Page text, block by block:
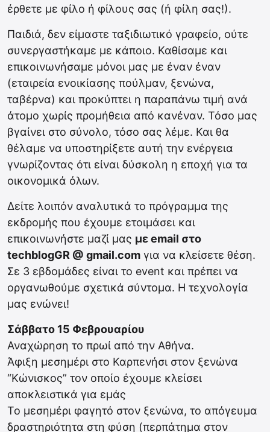
έρθετε με φίλο ή φίλους σας (ή φίλη σας!).
Παιδιά, δεν είμαστε ταξιδιωτικό γραφείο, ούτε
συνεργαστήκαμε με κάποιο. Καθίσαμε και
επικοινωνήσαμε μόνοι μας με έναν έναν
(εταιρεία ενοικίασης πούλμαν, ξενώνα,
ταβέρνα) και προκύπτει η παραπάνω τιμή ανά
άτομο χωρίς προμήθεια από κανέναν. Τόσο μας
βγαίνει στο σύνολο, τόσο σας λέμε. Και θα
θέλαμε να υποστηρίξετε αυτή την ενέργεια
γνωρίζοντας ότι είναι δύσκολη η εποχή για τα
οικονομικά όλων.
Δείτε λοιπόν αναλυτικά το πρόγραμμα της
εκδρομής που έχουμε ετοιμάσει και
επικοινωνήστε μαζί μας με email στο
techblogGR @ gmail.com για να κλείσετε θέση.
Σε 3 εβδομάδες είναι το event και πρέπει να
οργανωθούμε σχετικά σύντομα. Η τεχνολογία
μας ενώνει!
Σάββατο 15 Φεβρουαρίου
Αναχώρηση το πρωί από την Αθήνα.
Άφιξη μεσημέρι στο Καρπενήσι στον ξενώνα
“Κώνισκος” τον οποίο έχουμε κλείσει
αποκλειστικά για εμάς
Το μεσημέρι φαγητό στον ξενώνα, το απόγευμα
δραστηριότητα στη φύση (περπάτημα στον